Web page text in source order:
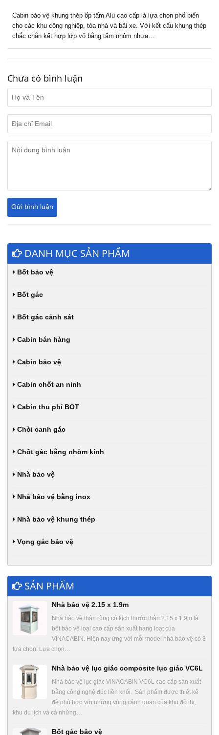
Cabin bảo vệ khung thép ốp tấm Alu cao cấp là lựa chọn phổ biến
cho các khu công nghiệp, tòa nhà và bãi xe. Với kết cấu khung thép
chắc chắn kết hợp lớp vỏ bằng tấm nhôm nhựa…
Chưa có bình luận
DANH MỤC SẢN PHẨM
Bốt bảo vệ
Bốt gác
Bốt gác cảnh sát
Cabin bán hàng
Cabin bảo vệ
Cabin chốt an ninh
Cabin thu phí BOT
Chòi canh gác
Chốt gác bằng nhôm kính
Nhà bảo vệ
Nhà bảo vệ bằng inox
Nhà bảo vệ khung thép
Vọng gác bảo vệ
SẢN PHẨM
Nhà bảo vệ 2.15 x 1.9m
Nhà bảo vệ thân rộng có kích thước thân 2.15 x 1.9m là
bốt bảo vệ loại cao cấp sản xuất hàng loạt của
VINACABIN. Hiện nay ứng với mỗi model nhà bảo vệ có 3
lựa chọn: Lựa chọn…
Nhà bảo vệ lục giác composite lục giác VC6L
Nhà bảo vệ lục giác VINACABIN VC6L cao cấp sản xuất
bằng công nghệ đúc liền khối. Sản phẩm được thiết kế
để phù hợp với những vùng cảnh quan của khu đô thị,
khu du lịch và cả những…
Bốt gác bảo vệ